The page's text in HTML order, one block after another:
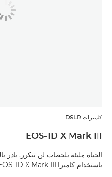
كاميرات DSLR
EOS-1D X Mark III
الحياة مليئة بلحظات لن تتكرر. بادر
باستخدام كاميرا EOS-1D X Mark III واسرد قصتك المرئية للعالم.